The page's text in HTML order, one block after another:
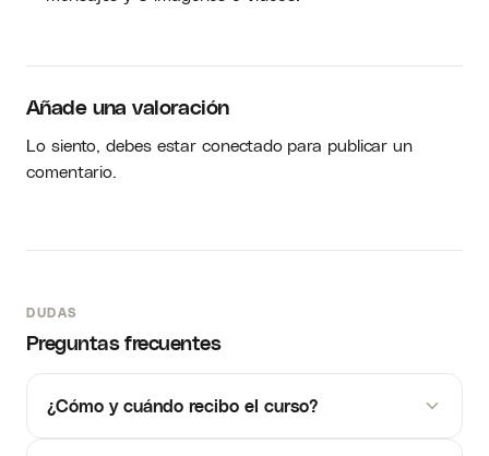
Añade una valoración
Lo siento, debes estarconectadopara publicar un
comentario.
DUDAS
Preguntas frecuentes
¿Cómo y cuándo recibo el curso?